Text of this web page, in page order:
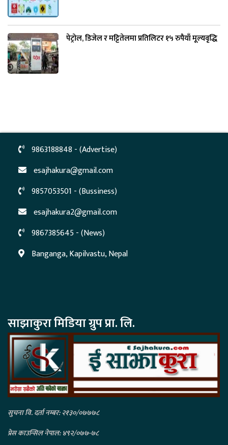
पेट्रोल, डिजेल र मट्टितेलमा प्रतिलिटर १५ रुपैयाँ मूल्यवृद्धि
9863188848 - (Advertise)
esajhakura@gmail.com
9857053501 - (Bussiness)
esajhakura2@gmail.com
9867385645 - (News)
Banganga, Kapilvastu, Nepal
साझाकुरा मिडिया ग्रुप प्रा. लि.
सुचना वि. दर्ता नम्बर: २१३०/०७७७८
प्रेस काउन्सिल नेपाल: ४९२/०७७-७८